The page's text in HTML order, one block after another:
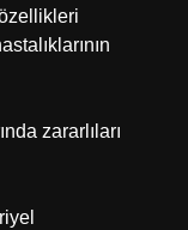
zararlıları